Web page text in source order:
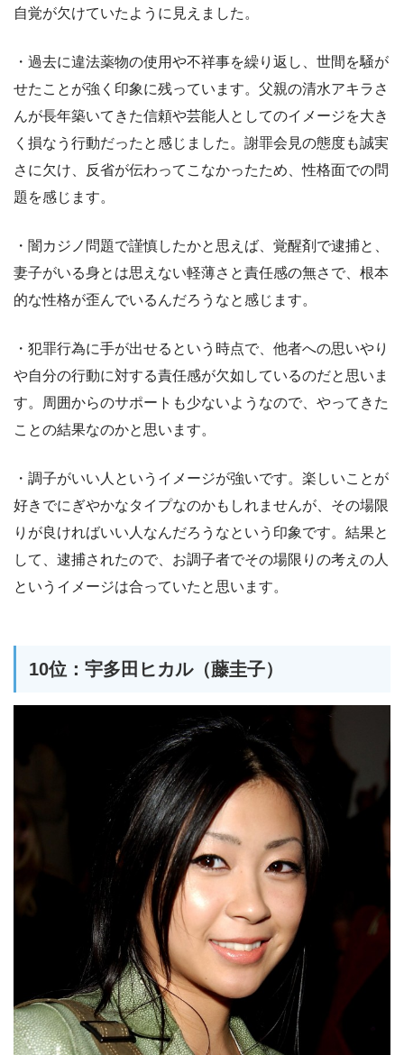
自覚が欠けていたように見えました。
・過去に違法薬物の使用や不祥事を繰り返し、世間を騒が
せたことが強く印象に残っています。父親の清水アキラさ
んが長年築いてきた信頼や芸能人としてのイメージを大き
く損なう行動だったと感じました。謝罪会見の態度も誠実
さに欠け、反省が伝わってこなかったため、性格面での問
題を感じます。
・闇カジノ問題で謹慎したかと思えば、覚醒剤で逮捕と、
妻子がいる身とは思えない軽薄さと責任感の無さで、根本
的な性格が歪んでいるんだろうなと感じます。
・犯罪行為に手が出せるという時点で、他者への思いやり
や自分の行動に対する責任感が欠如しているのだと思いま
す。周囲からのサポートも少ないようなので、やってきた
ことの結果なのかと思います。
・調子がいい人というイメージが強いです。楽しいことが
好きでにぎやかなタイプなのかもしれませんが、その場限
りが良ければいい人なんだろうなという印象です。結果と
して、逮捕されたので、お調子者でその場限りの考えの人
というイメージは合っていたと思います。
10位：宇多田ヒカル（藤圭子）